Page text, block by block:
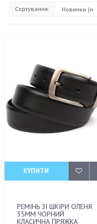
Сортування:
КУПИТИ
РЕМІНЬ ЗІ ШКІРИ ОЛЕНЯ
35ММ ЧОРНИЙ
КЛАСИЧНА ПРЯЖКА